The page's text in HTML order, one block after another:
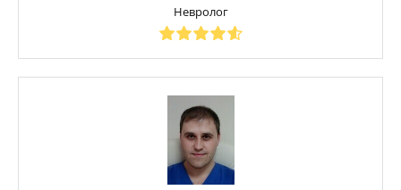
Невролог